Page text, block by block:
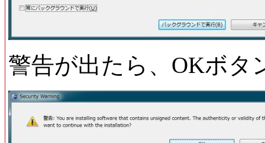
警告が出たら、OKボタ